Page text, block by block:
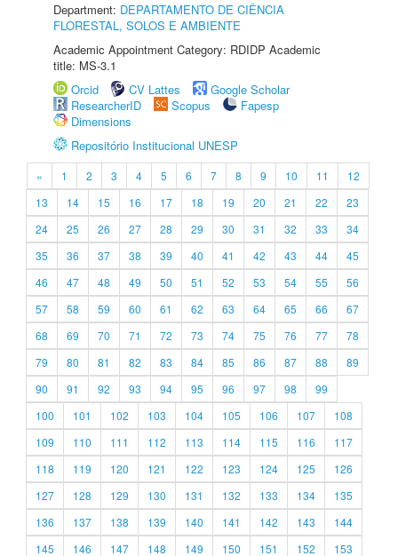
Department: DEPARTAMENTO DE CIÊNCIA
FLORESTAL, SOLOS E AMBIENTE
Academic Appointment Category: RDIDP Academic
title: MS-3.1
Orcid
CV Lattes
Google Scholar
ResearcherID
Scopus
Fapesp
Dimensions
Repositório Institucional UNESP
« 1 2 3 4 5 6 7 8 9 10 11
12
13
14 15 16 17 18 19 20 21 22
23
24
25 26 27 28 29 30 31 32 33
34
35
36 37 38 39 40 41 42 43 44
45
46
47 48 49 50 51 52 53 54 55
56
57
58 59 60 61 62 63 64 65 66
67
68
69 70 71 72 73 74 75 76 77
78
79
80 81 82 83 84 85 86 87 88
89
90
91 92 93 94 95 96 97 98
99
100
101 102 103 104 105 106 107
108
109
110 111 112 113 114 115 116
117
118
119 120 121 122 123 124 125
126
127
128 129 130 131 132 133 134
135
136
137 138 139 140 141 142 143
144
145
146 147 148 149 150 151 152
153